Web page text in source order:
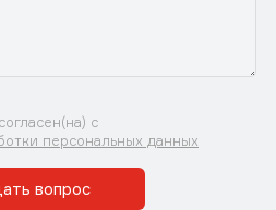
с
персональных данных
вопрос